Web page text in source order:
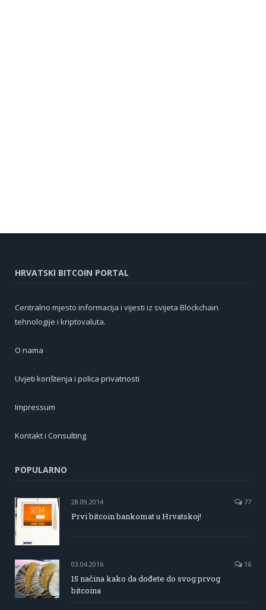
HRVATSKI BITCOIN PORTAL
Centralno mjesto informacija i vijesti iz svijeta Blockchain
tehnologije i kriptovaluta.
O nama
Uvjeti korištenja i polica privatnosti
Impressum
Kontakt i Consulting
POPULARNO
28.09.2014 77
Prvi bitcoin bankomat u Hrvatskoj!
03.04.2016 16
15 načina kako da dođete do svog prvog
bitcoina